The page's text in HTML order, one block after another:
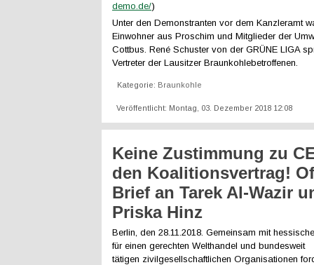
demo.de/)
Unter den Demonstranten vor dem Kanzleramt
Einwohner aus Proschim und Mitglieder der
Cottbus. René Schuster von der GRÜNE LIGA
Vertreter der Lausitzer Braunkohlebetroffenen.
Kategorie: Braunkohle
Veröffentlicht: Montag, 03. Dezember 2018 12:08
Keine Zustimmung zu
den Koalitionsvertrag!
Brief an Tarek Al-Wazir
Priska Hinz
Berlin, den 28.11.2018. Gemeinsam mit
für einen gerechten Welthandel und bundesweit
tätigen zivilgesellschaftlichen Organisationen